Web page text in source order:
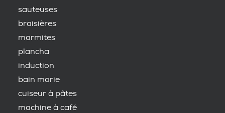
sauteuses
braisières
marmites
plancha
induction
bain marie
cuiseur à pâtes
machine à café